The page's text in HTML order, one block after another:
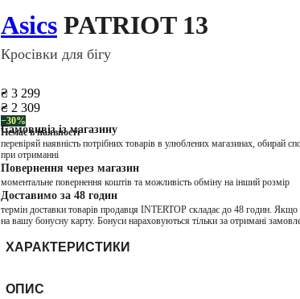
Asics PATRIOT 13
Кросівки для бігу
₴ 3 299
₴ 2 309
−30%
Немає в наявності
Самовивіз із магазину
перевіряй наявність потрібних товарів в улюблених магазинах, обирай
при отриманні
Повернення через магазин
моментальне повернення коштів та можливість обміну на інший розмір
Доставимо за 48 годин
термін доставки товарів продавця INTERTOP складає до 48 годин.
на вашу бонусну карту. Бонуси нараховуються тільки за отримані
ХАРАКТЕРИСТИКИ
ОПИС